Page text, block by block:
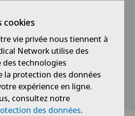
cookies
vie privée nous tiennent à
Network utilise des
des technologies
la protection des données
expérience en ligne.
consultez notre
des données.